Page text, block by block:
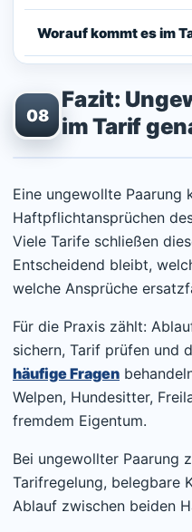
Worauf kommt es im
08
Fazit:
im Tarif
Eine ungewollte Paarung
Haftpflichtansprüchen
Viele Tarife schließen
Entscheidend bleibt,
welche Ansprüche
Für die Praxis zählt:
sichern, Tarif prüfen und
häufige Fragen
Welpen, Hundesitter,
fremdem Eigentum.
Bei ungewollter Paarung
Tarifregelung, belegbare
Ablauf zwischen beiden